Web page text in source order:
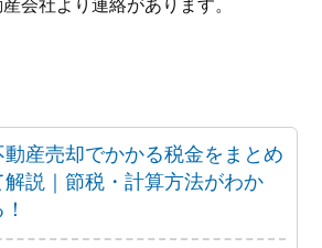
動産売却でかかる税金をまとめ
解説｜節税・計算方法がわか